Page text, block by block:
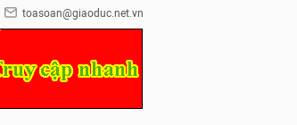
toasoan@giaoduc.net.vn